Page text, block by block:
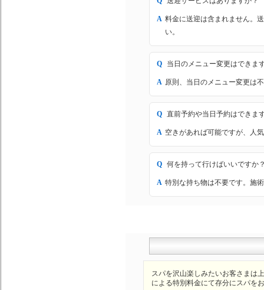
A 料金に送迎は含まれません。
い。
Q 当日のメニュー変更はできま
A 原則、当日のメニュー変更は
Q 直前予約や当日予約はできま
A 空きがあれば可能ですが、人
Q 何を持って行けばいいですか
A 特別な持ち物は不要です。施
スパを沢山楽しみたいお客さまは
による特別料金にて存分にスパを